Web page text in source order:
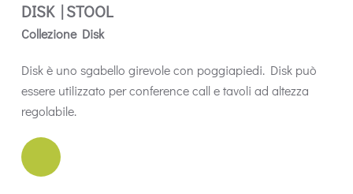
DISK | STOOL
Collezione Disk
Disk è uno sgabello girevole con poggiapiedi. Disk può
essere utilizzato per conference call e tavoli ad altezza
regolabile.